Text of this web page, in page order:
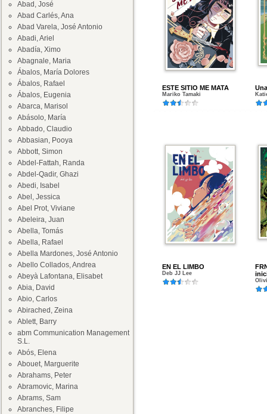
Abad, José
Abad Carlés, Ana
Abad Varela, José Antonio
Abadi, Ariel
Abadía, Ximo
Abagnale, Maria
Ábalos, María Dolores
Ábalos, Rafael
Ábalos, Eugenia
Abarca, Marisol
Abásolo, María
Abbado, Claudio
Abbasian, Pooya
Abbott, Simon
Abdel-Fattah, Randa
Abdel-Qadir, Ghazi
Abedi, Isabel
Abel, Jessica
Abel Prot, Viviane
Abeleira, Juan
Abella, Tomás
Abella, Rafael
Abella Mardones, José Antonio
Abello Collados, Andrea
Abeyà Lafontana, Elisabet
Abia, David
Abio, Carlos
Abirached, Zeina
Ablett, Barry
abm Communication Management
S.L.
Abós, Elena
Abouet, Marguerite
Abrahams, Peter
Abramovic, Marina
Abrams, Sam
Abranches, Filipe
ESTE SITIO ME MATA
Mariko Tamaki
EN EL LIMBO
Deb JJ Lee